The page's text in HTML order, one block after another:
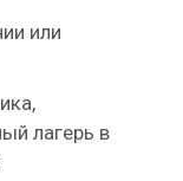
или
лагерь в